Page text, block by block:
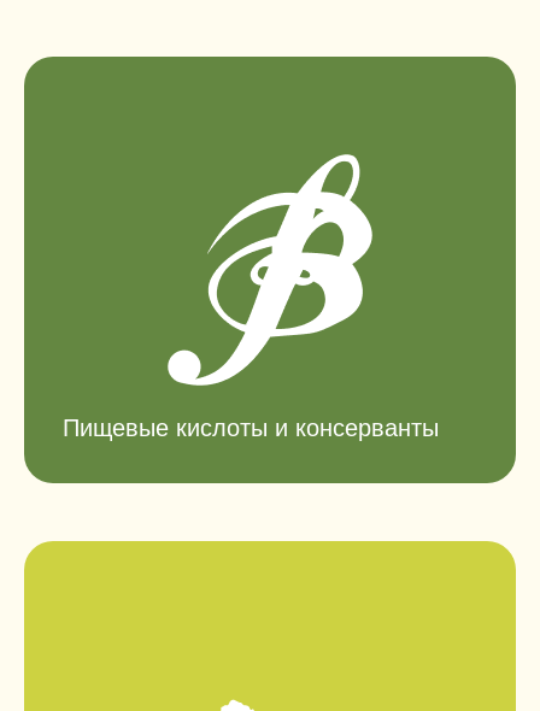
Пищевые кислоты и консерванты